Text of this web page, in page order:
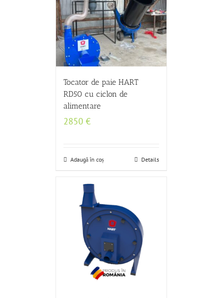
Tocator de paie HART
RD50 cu ciclon de
alimentare
2850 €
Adaugă în coș Details